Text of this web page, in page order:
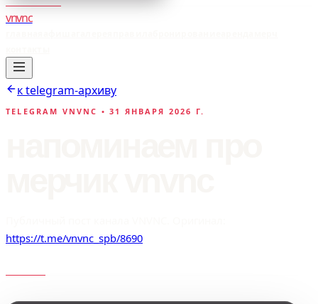
vnvnc
к telegram-архиву
TELEGRAM VNVNC • 31 ЯНВАРЯ 2026 Г.
https://t.me/vnvnc_spb/8690